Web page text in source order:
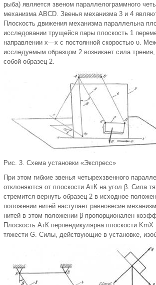
рыба) является звеном параллелограммного
механизма ABCD. Звенья механизма 3 и 4
Плоскость движения механизма параллельна
исследовании трущейся пары плоскость 1
направлении х—х с постоянной скоростью υ.
исследуемым образцом 2 возникает сила
собой образец 2.
Рис. 3. Схема установки «Экспресс»
При этом гибкие звенья четырехзвенного
отклоняются от плоскости АтК на угол β. Сила
стремится вернуть образец 2 в исходное
положении нитей наступает равновесие
нитей в этом положении β пропорционален
Плоскость АтК перпендикулярна плоскости
тяжести G. Силы, действующие в установке,